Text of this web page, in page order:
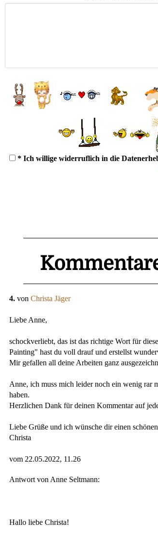
* Ich willige widerruflich in die
4. von Christa Jäger
Liebe Anne,
schockverliebt, das ist das richtige Wort für
Painting" hast du voll drauf und erstellst
Mir gefallen all deine Arbeiten ganz
Anne, ich muss mich leider noch ein wenig rar
haben.
Herzlichen Dank für deinen Kommentar auf
Liebe Grüße und ich wünsche dir einen
Christa
vom 22.05.2022, 11.26
Antwort von Anne Seltmann:
Hallo liebe Christa!